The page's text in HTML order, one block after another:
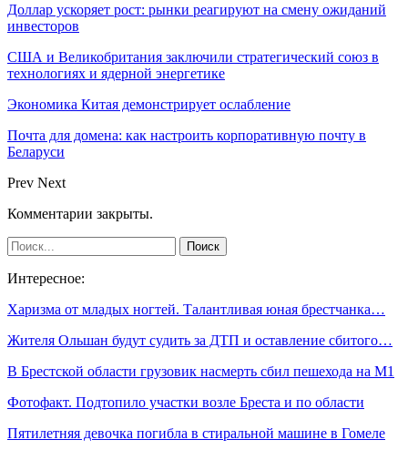
Доллар ускоряет рост: рынки реагируют на смену ожиданий
инвесторов
США и Великобритания заключили стратегический союз в
технологиях и ядерной энергетике
Экономика Китая демонстрирует ослабление
Почта для домена: как настроить корпоративную почту в
Беларуси
Prev Next
Комментарии закрыты.
Интересное:
Харизма от младых ногтей. Талантливая юная брестчанка…
Жителя Ольшан будут судить за ДТП и оставление сбитого…
В Брестской области грузовик насмерть сбил пешехода на М1
Фотофакт. Подтопило участки возле Бреста и по области
Пятилетняя девочка погибла в стиральной машине в Гомеле